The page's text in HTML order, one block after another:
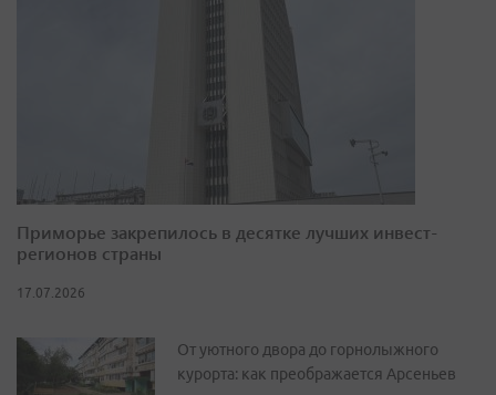
Приморье закрепилось в десятке лучших инвест-
регионов страны
17.07.2026
От уютного двора до горнолыжного
курорта: как преображается Арсеньев